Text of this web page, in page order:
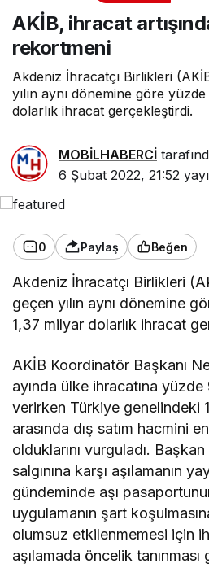
AKİB, ihracat
rekortmeni
Akdeniz İhracatçı Birlikleri
yılın aynı dönemine göre
dolarlık ihracat gerçekleştirdi.
MOBİLHABERCİ
6 Şubat 2022, 21:52
0 Paylaş Beğen
Akdeniz İhracatçı Birlikleri
geçen yılın aynı dönemine
1,37 milyar dolarlık ihracat
AKİB Koordinatör Başkanı
ayında ülke ihracatına
verirken Türkiye genelindeki
arasında dış satım hacmini
olduklarını vurguladı.
salgınına karşı aşılamanın
gündeminde aşı
uygulamanın şart
olumsuz etkilenmemesi için
aşılamada öncelik